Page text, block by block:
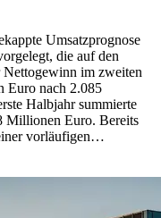
Umsatzprognose
die auf den
im zweiten
Euro nach 2.085
Halbjahr summierte
Millionen Euro. Bereits
vorläufigen…